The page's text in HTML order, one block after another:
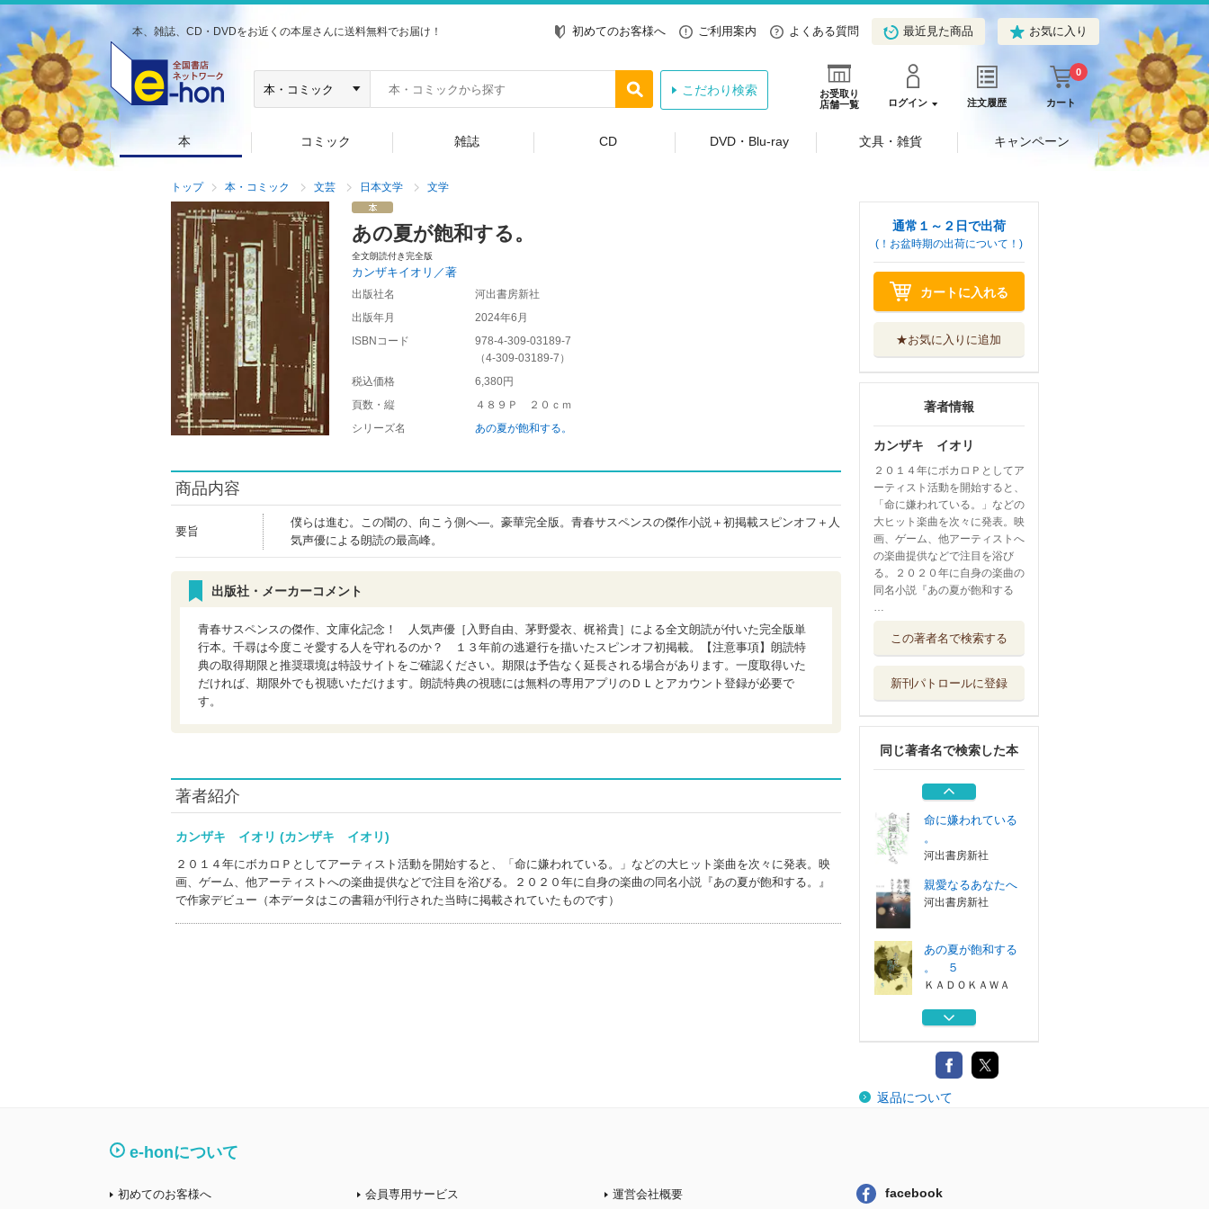
本、雑誌、CD・DVDをお近くの本屋さんに送料無料でお届け！ 初めてのお客様へ ご利用案内 よくある質問 最近見た商品 お気に入り
お受取り
店舗一覧
ログイン 注文履歴 カート
0
こだわり検索
本 コミック 雑誌 CD DVD・Blu-ray 文具・雑貨 キャンペーン
トップ 本・コミック 文芸 日本文学 文学
あの夏が飽和する。
全文朗読付き完全版
カンザキイオリ／著
出版社名
河出書房新社
出版年月
2024年6月
ISBNコード
978-4-309-03189-7
（4-309-03189-7 ）
税込価格
6,380円
頁数・縦
４８９Ｐ ２０ｃｍ
シリーズ名
あの夏が飽和する。
商品内容
要旨
僕らは進む。この闇の、向こう側へ―。豪華完全版。青春サスペンスの傑作小説＋初掲載スピンオフ＋人
気声優による朗読の最高峰。
出版社・メーカーコメント
青春サスペンスの傑作、文庫化記念！ 人気声優［入野自由、茅野愛衣、梶裕貴］による全文朗読が付いた完全版単
行本。千尋は今度こそ愛する人を守れるのか？ １３年前の逃避行を描いたスピンオフ初掲載。【注意事項】朗読特
典の取得期限と推奨環境は特設サイトをご確認ください。期限は予告なく延長される場合があります。一度取得いた
だければ、期限外でも視聴いただけます。朗読特典の視聴には無料の専用アプリのＤＬとアカウント登録が必要で
す。
著者紹介
カンザキ イオリ (カンザキ イオリ)
２０１４年にボカロＰとしてアーティスト活動を開始すると、「命に嫌われている。」などの大ヒット楽曲を次々に発表。映
画、ゲーム、他アーティストへの楽曲提供などで注目を浴びる。２０２０年に自身の楽曲の同名小説『あの夏が飽和する。』
で作家デビュー（本データはこの書籍が刊行された当時に掲載されていたものです）
通常１～２日で出荷
(！お盆時期の出荷について！)
カートに入れる
★お気に入りに追加
著者情報
カンザキ イオリ
２０１４年にボカロＰとしてア
ーティスト活動を開始すると、
「命に嫌われている。」などの
大ヒット楽曲を次々に発表。映
画、ゲーム、他アーティストへ
の楽曲提供などで注目を浴び
る。２０２０年に自身の楽曲の
同名小説『あの夏が飽和する
…
この著者名で検索する
新刊パトロールに登録
同じ著者名で検索した本
。 ５
あの夏が飽和する
ＫＡＤＯＫＡＷＡ
自由に捕らわれる
。
河出書房新社
命に嫌われている
。
河出書房新社
親愛なるあなたへ
河出書房新社
あの夏が飽和する
。 ５
ＫＡＤＯＫＡＷＡ
あの夏が飽和する
ＫＡＤＯＫＡＷＡ
自由に捕らわれる
。
返品について
e-honについて
初めてのお客様へ 会員専用サービス 運営会社概要 facebook